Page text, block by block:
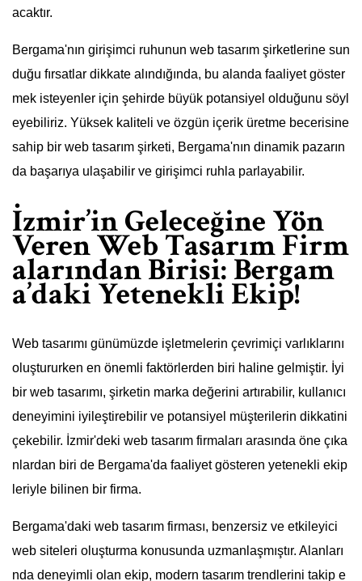
acaktır.
Bergama'nın girişimci ruhunun web tasarım şirketlerine sun
duğu fırsatlar dikkate alındığında, bu alanda faaliyet göster
mek isteyenler için şehirde büyük potansiyel olduğunu söyl
eyebiliriz. Yüksek kaliteli ve özgün içerik üretme becerisine
sahip bir web tasarım şirketi, Bergama'nın dinamik pazarın
da başarıya ulaşabilir ve girişimci ruhla parlayabilir.
İzmir’in Geleceğine Yön
Veren Web Tasarım Firm
alarından Birisi: Bergam
a’daki Yetenekli Ekip!
Web tasarımı günümüzde işletmelerin çevrimiçi varlıklarını
oluştururken en önemli faktörlerden biri haline gelmiştir. İyi
bir web tasarımı, şirketin marka değerini artırabilir, kullanıcı
deneyimini iyileştirebilir ve potansiyel müşterilerin dikkatini
çekebilir. İzmir'deki web tasarım firmaları arasında öne çıka
nlardan biri de Bergama'da faaliyet gösteren yetenekli ekip
leriyle bilinen bir firma.
Bergama'daki web tasarım firması, benzersiz ve etkileyici
web siteleri oluşturma konusunda uzmanlaşmıştır. Alanları
nda deneyimli olan ekip, modern tasarım trendlerini takip e